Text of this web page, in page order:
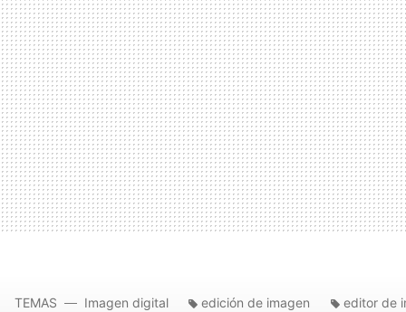
TEMAS Imagen digital edición de imagen editor de